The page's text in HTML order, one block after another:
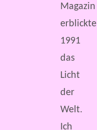
Magazin
erblickte
1991
das
Licht
der
Welt.
Ich